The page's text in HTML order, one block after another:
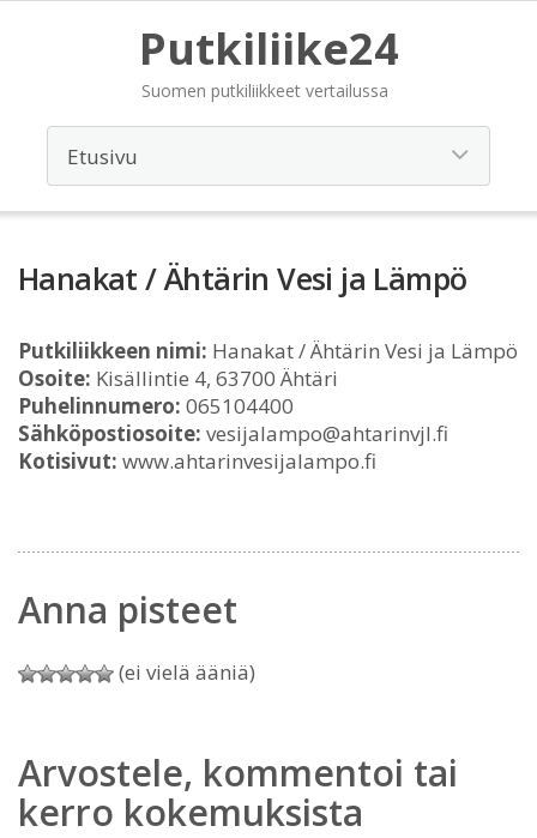
Putkiliike24
Suomen putkiliikkeet vertailussa
Hanakat / Ähtärin Vesi ja Lämpö
Putkiliikkeen nimi: Hanakat / Ähtärin Vesi ja Lämpö
Osoite: Kisällintie 4, 63700 Ähtäri
Puhelinnumero: 065104400
Sähköpostiosoite: vesijalampo@ahtarinvjl.fi
Kotisivut: www.ahtarinvesijalampo.fi
Anna pisteet
(ei vielä ääniä)
Arvostele, kommentoi tai
kerro kokemuksista